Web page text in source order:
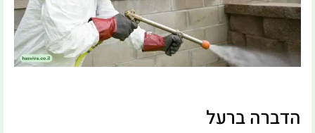
הדברה ברעל